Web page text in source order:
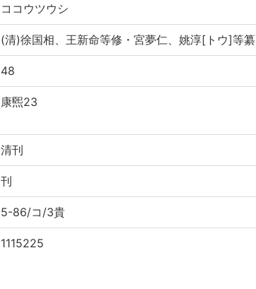
ココウツウシ
(清)徐国相、王新命等修・宮夢仁、姚淳[トウ]等纂
48
康煕23
清刊
刊
5-86/コ/3貴
1115225